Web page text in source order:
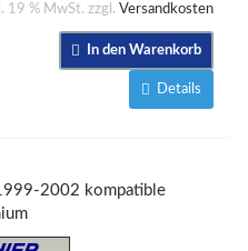
19 % MwSt. zzgl. Versandkosten
In den Warenkorb
Details
2002 kompatible